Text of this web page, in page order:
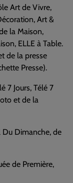
Art de Vivre,
Art &
la Maison,
ELLE à Table.
de la presse
Presse).
7 Jours, Télé 7
et de la
Du Dimanche, de
de Première,